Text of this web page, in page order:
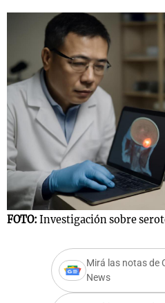
FOTO: Investigación sobre
Mirá las notas de
News